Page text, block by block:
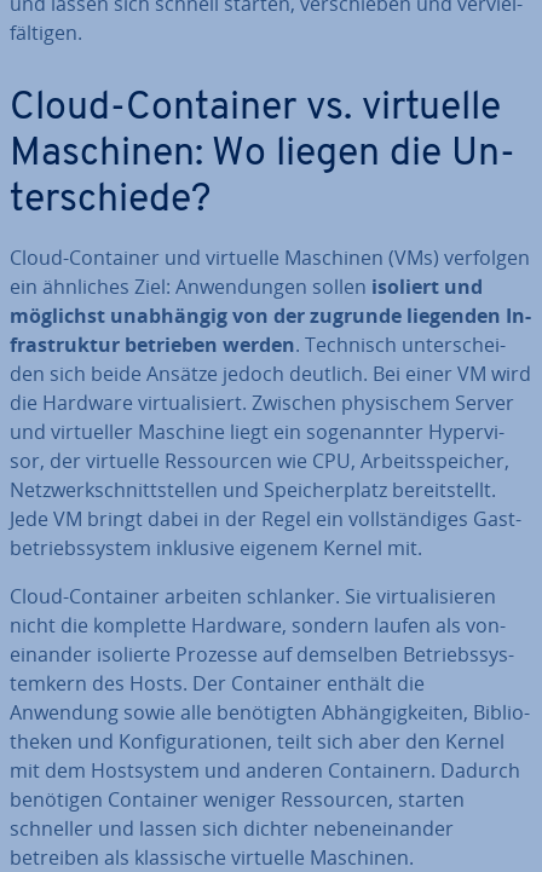
fäl­ti­gen.
Cloud-Container vs. virtuelle
Maschinen: Wo liegen die Un­
ter­schie­de?
Cloud-Container und virtuelle Maschinen (VMs) verfolgen
ein ähnliches Ziel: An­wen­dun­gen sollen isoliert und
möglichst un­ab­hän­gig von der zugrunde liegenden In­
fra­struk­tur betrieben werden. Technisch un­ter­schei­
den sich beide Ansätze jedoch deutlich. Bei einer VM wird
die Hardware vir­tua­li­siert. Zwischen phy­si­schem Server
und vir­tu­el­ler Maschine liegt ein so­ge­nann­ter Hy­per­vi­
sor, der virtuelle Res­sour­cen wie CPU, Ar­beits­spei­cher,
Netz­werk­schnitt­stel­len und Spei­cher­platz be­reit­stellt.
Jede VM bringt dabei in der Regel ein voll­stän­di­ges Gast­
be­triebs­sys­tem inklusive eigenem Kernel mit.
Cloud-Container arbeiten schlanker. Sie vir­tua­li­sie­ren
nicht die komplette Hardware, sondern laufen als von­
ein­an­der isolierte Prozesse auf demselben Be­triebs­sys­
tem­kern des Hosts. Der Container enthält die
Anwendung sowie alle be­nö­tig­ten Ab­hän­gig­kei­ten, Bi­blio­
the­ken und Kon­fi­gu­ra­tio­nen, teilt sich aber den Kernel
mit dem Host­sys­tem und anderen Con­tai­nern. Dadurch
benötigen Container weniger Res­sour­cen, starten
schneller und lassen sich dichter ne­ben­ein­an­der
betreiben als klas­si­sche virtuelle Maschinen.